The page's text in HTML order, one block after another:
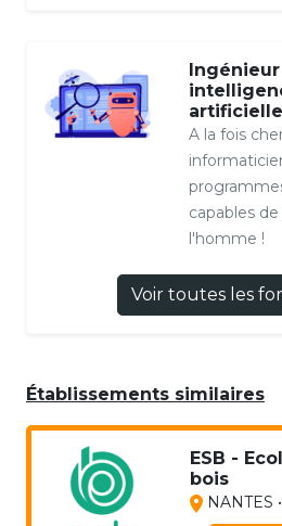
A la fois
capables
l'homme !
Voir toutes les
Établissements similaires
ESB -
bois
NANTES